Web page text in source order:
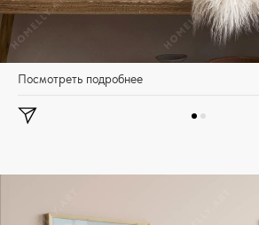
Посмотреть подробнее